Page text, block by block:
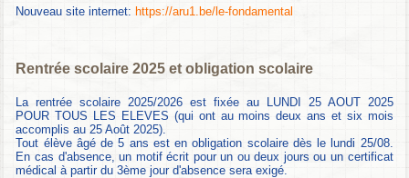
Nouveau site internet: https://aru1.be/le-fondamental
Rentrée scolaire 2025 et obligation scolaire
La rentrée scolaire 2025/2026 est fixée au LUNDI 25 AOUT 2025
POUR TOUS LES ELEVES (qui ont au moins deux ans et six mois
accomplis au 25 Août 2025).
Tout élève âgé de 5 ans est en obligation scolaire dès le lundi 25/08.
En cas d'absence, un motif écrit pour un ou deux jours ou un certificat
médical à partir du 3ème jour d'absence sera exigé.